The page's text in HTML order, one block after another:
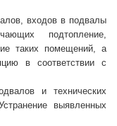
входов в подвалы
подтопление,
таких помещений, а
в соответствии с
и технических
выявленных